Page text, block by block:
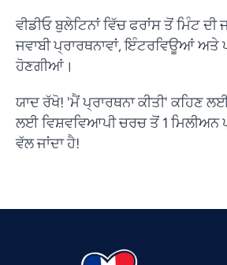
ਵੀਡੀਓ ਬੁਲੇਟਿਨਾਂ ਵਿੱਚ ਫਰਾਂਸ ਤੋਂ ਮਿੰਟ ਦੀ
ਜਵਾਬੀ ਪ੍ਰਾਰਥਨਾਵਾਂ, ਇੰਟਰਵਿਊਆਂ ਅਤੇ
ਹੋਣਗੀਆਂ।
ਯਾਦ ਰੱਖੋ! 'ਮੈਂ ਪ੍ਰਾਰਥਨਾ ਕੀਤੀ' ਕਹਿਣ
ਲਈ ਵਿਸ਼ਵਵਿਆਪੀ ਚਰਚ ਤੋਂ 1 ਮਿਲੀਅਨ
ਵੱਲ ਜਾਂਦਾ ਹੈ!